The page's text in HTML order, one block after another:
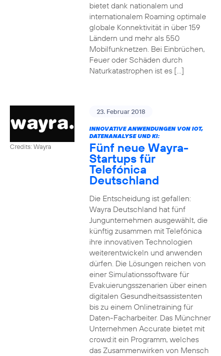
bietet dank nationalem und
internationalem Roaming optimale
globale Konnektivität in über 159
Ländern und mehr als 550
Mobilfunknetzen. Bei Einbrüchen,
Feuer oder Schäden durch
Naturkatastrophen ist es […]
Credits: Wayra
23. Februar 2018
INNOVATIVE ANWENDUNGEN VON IOT,
DATENANALYSE UND KI:
Fünf neue Wayra-
Startups für
Telefónica
Deutschland
Die Entscheidung ist gefallen:
Wayra Deutschland hat fünf
Jungunternehmen ausgewählt, die
künftig zusammen mit Telefónica
ihre innovativen Technologien
weiterentwickeln und anwenden
dürfen. Die Lösungen reichen von
einer Simulationssoftware für
Evakuierungsszenarien über einen
digitalen Gesundheitsassistenten
bis zu einem Onlinetraining für
Daten-Facharbeiter. Das Münchner
Unternehmen Accurate bietet mit
crowd:it ein Programm, welches
das Zusammenwirken von Mensch